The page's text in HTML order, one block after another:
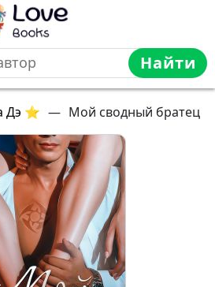
Найти
Дэ ⭐ — Мой сводный братец